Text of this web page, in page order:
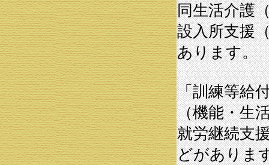
同生活介護
設入所支援
あります。
「訓練等給
（機能・生
就労継続支
どがありま